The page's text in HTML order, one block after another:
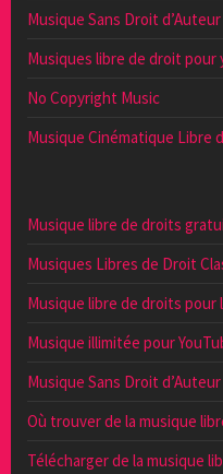
Musique Sans Droit d’Auteur
Musiques libre de droit pour
No Copyright Music
Musique Cinématique Libre
Musique libre de droits
Musiques Libres de Droit
Musique libre de droits pour
Musique illimitée pour
Musique Sans Droit d’Auteur
Où trouver de la musique
Télécharger de la musique